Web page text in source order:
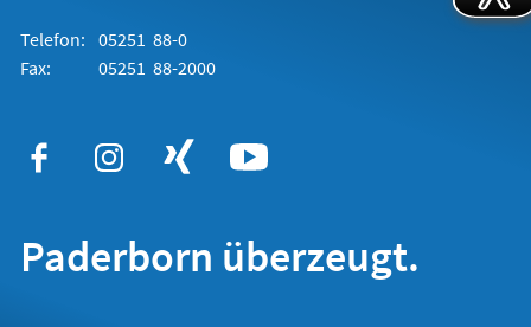
Telefon: 05251 88-0
Fax:
05251 88-2000
Paderborn überzeugt.